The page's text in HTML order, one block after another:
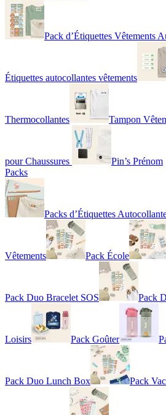
Pack d’Étiquettes Vêtements
Étiquettes autocollantes vêtements
Thermocollantes Tampon
pour Chaussures
Pin’s Prénom
Packs
Packs d’Étiquettes
Vêtements Pack École
Pack Duo Bracelet SOS Pack
Loisirs Pack Goûter
Pack Duo Lunch Box Pack